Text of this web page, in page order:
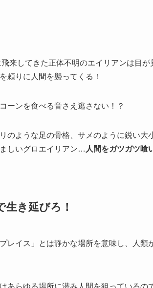
来してきた正体不明のエイリアンは目
頼りに人間を襲ってくる！
ーンを食べる音さえ逃さない！？
のような足の骨格、サメのように鋭い大
しいグロエイリアン… 人間をガツガツ喰
生き延びろ！
プレイス」とは静かな場所を意味し、人
あらゆる場所に潜み人間を狙っている